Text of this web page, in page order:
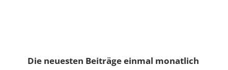
Die neuesten Beiträge einmal monatlich